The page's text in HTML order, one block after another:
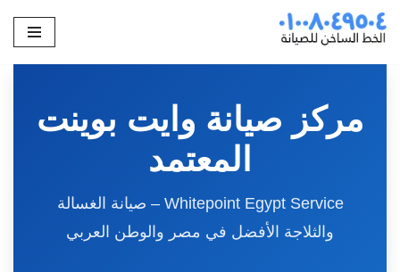
تخطى
إلى
مركز صيانة وايت بوينت
المعتمد
Whitepoint Egypt Service – صيانة الغسالة
والثلاجة الأفضل في مصر والوطن العربي